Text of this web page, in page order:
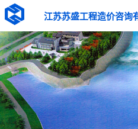
江苏苏盛工程造价咨询